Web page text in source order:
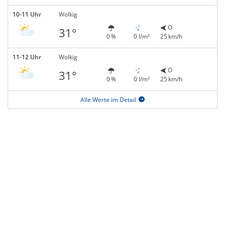
10-11 Uhr Wolkig
31° 0 % 0 l/m²
O
25 km/h
11-12 Uhr Wolkig
31° 0 % 0 l/m²
O
25 km/h
Alle Werte im Detail